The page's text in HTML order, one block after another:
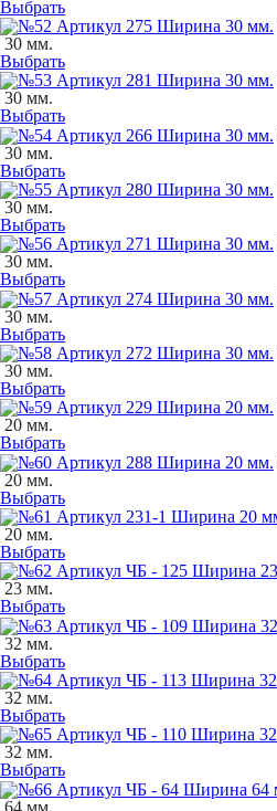
Выбрать
30 мм.
Выбрать
30 мм.
Выбрать
30 мм.
Выбрать
30 мм.
Выбрать
30 мм.
Выбрать
30 мм.
Выбрать
30 мм.
Выбрать
20 мм.
Выбрать
20 мм.
Выбрать
20 мм.
Выбрать
23 мм.
Выбрать
32 мм.
Выбрать
32 мм.
Выбрать
32 мм.
Выбрать
64 мм.